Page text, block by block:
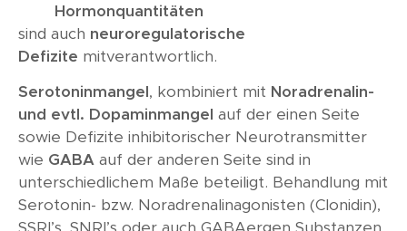
Hormonquantitäten
sind auch neuroregulatorische
Defizite mitverantwortlich.
Serotoninmangel , kombiniert mit Noradrenalin-
und evtl. Dopaminmangel auf der einen Seite
sowie Defizite inhibitorischer Neurotransmitter
wie GABA auf der anderen Seite sind in
unterschiedlichem Maße beteiligt. Behandlung mit
Serotonin- bzw. Noradrenalinagonisten (Clonidin),